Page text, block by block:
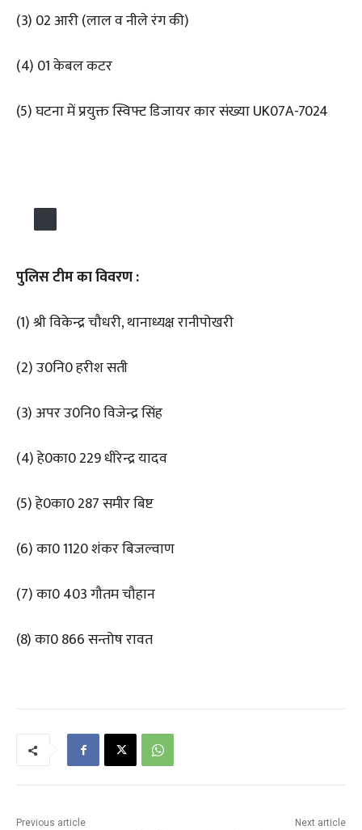
(3) 02 आरी (लाल व नीले रंग की)
(4) 01 केबल कटर
(5) घटना में प्रयुक्त स्विफ्ट डिजायर कार संख्या UK07A-7024
पुलिस टीम का विवरण :
(1) श्री विकेन्द्र चौधरी, थानाध्यक्ष रानीपोखरी
(2) उ0नि0 हरीश सती
(3) अपर उ0नि0 विजेन्द्र सिंह
(4) हे0का0 229 धीरेन्द्र यादव
(5) हे0का0 287 समीर बिष्ट
(6) का0 1120 शंकर बिजल्वाण
(7) का0 403 गौतम चौहान
(8) का0 866 सन्तोष रावत
Previous article Next article